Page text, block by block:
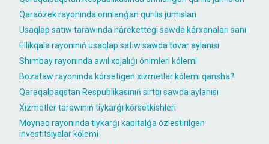
Qaraózek rayonında orınlanǵan qurılıs jumısları
Usaqlap satıw tarawında hárekettegi sawda kárxanaları sanı
Ellikqala rayonınıń usaqlap satıw sawda tovar aylanısı
Shımbay rayonında awıl xojalıǵı ónimleri kólemi
Bozataw rayonında kórsetigen xızmetler kólemi qansha?
Qaraqalpaqstan Respublikasınıń sırtqı sawda aylanısı
Xızmetler tarawınıń tiykarǵı kórsetkishleri
Moynaq rayonında tiykarǵı kapitalǵa ózlestirilgen
investitsiyalar kólemi